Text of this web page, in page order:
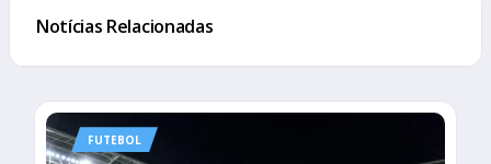
Notícias Relacionadas
FUTEBOL